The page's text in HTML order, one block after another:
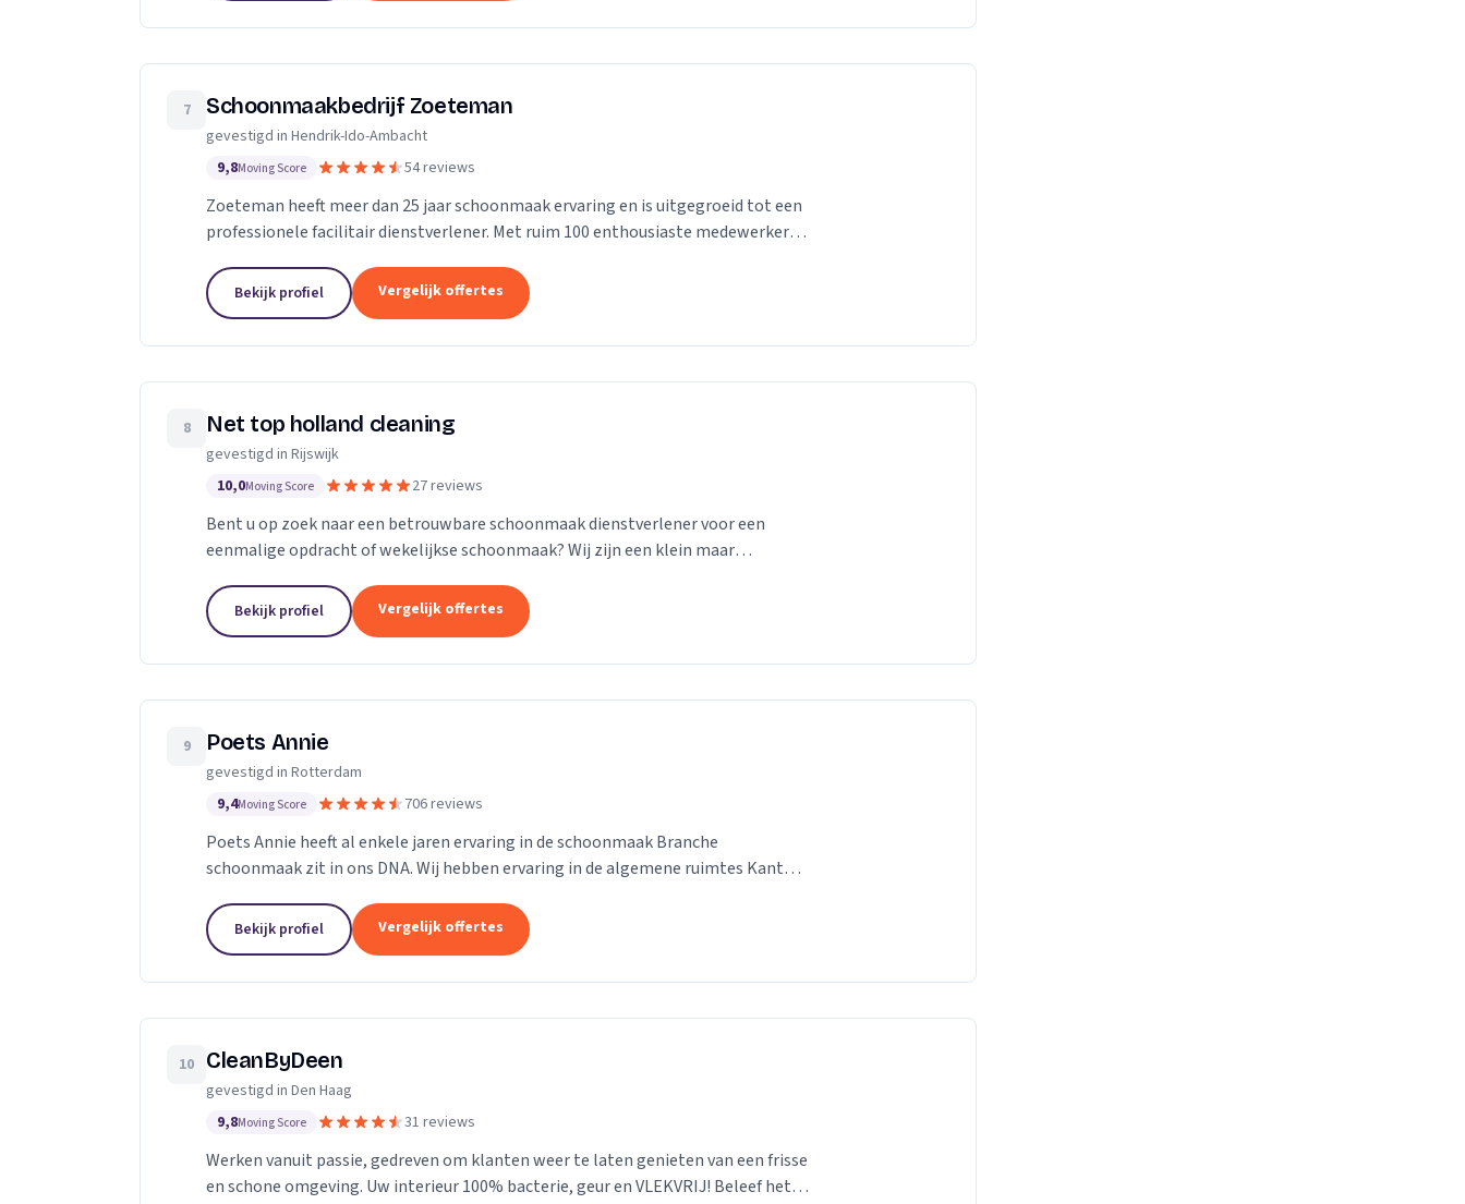
7 Schoonmaakbedrijf Zoeteman
gevestigd in Hendrik-Ido-Ambacht
9,8Moving Score 54 reviews
Zoeteman heeft meer dan 25 jaar schoonmaak ervaring en is uitgegroeid tot een
professionele facilitair dienstverlener. Met ruim 100 enthousiaste medewerkers
Bekijk profiel Vergelijk offertes
8 Net top holland cleaning
gevestigd in Rijswijk
10,0Moving Score 27 reviews
Bent u op zoek naar een betrouwbare schoonmaak dienstverlener voor een
eenmalige opdracht of wekelijkse schoonmaak? Wij zijn een klein maar
Bekijk profiel Vergelijk offertes
9 Poets Annie
gevestigd in Rotterdam
9,4Moving Score 706 reviews
Poets Annie heeft al enkele jaren ervaring in de schoonmaak Branche
schoonmaak zit in ons DNA. Wij hebben ervaring in de algemene ruimtes Kantoor
Bekijk profiel Vergelijk offertes
10 CleanByDeen
gevestigd in Den Haag
9,8Moving Score 31 reviews
Werken vanuit passie, gedreven om klanten weer te laten genieten van een frisse
en schone omgeving. Uw interieur 100% bacterie, geur en VLEKVRIJ! Beleef het